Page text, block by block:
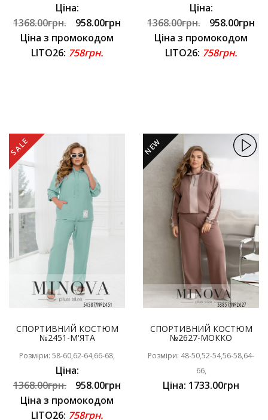
Ціна:
1368.00грн.
958.00грн
Ціна з промокодом
LITO26: 758грн.
Ціна:
1368.00грн.
958.00грн
Ціна з промокодом
LITO26: 758грн.
SALE
СПОРТИВНИЙ КОСТЮМ
№2451-М'ЯТА
Розміри: 58-60,62-64,66-68,
Ціна:
1368.00грн.
958.00грн
Ціна з промокодом
LITO26: 758грн.
NEW
СПОРТИВНИЙ КОСТЮМ
№2627-МОККО
Розміри: 48-50,52-54,56-58,64-
66,
Ціна: 1733.00грн